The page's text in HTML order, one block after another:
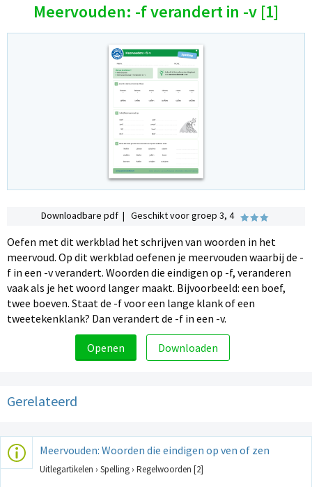
Meervouden: -f verandert in -v [1]
Downloadbare pdf | Geschikt voor groep 3, 4
Oefen met dit werkblad het schrijven van woorden in het
meervoud. Op dit werkblad oefenen je meervouden waarbij de -
f in een -v verandert. Woorden die eindigen op -f, veranderen
vaak als je het woord langer maakt. Bijvoorbeeld: een boef,
twee boeven. Staat de -f voor een lange klank of een
tweetekenklank? Dan verandert de -f in een -v.
Openen Downloaden
Gerelateerd
Meervouden: Woorden die eindigen op ven of zen
Uitlegartikelen › Spelling › Regelwoorden [2]